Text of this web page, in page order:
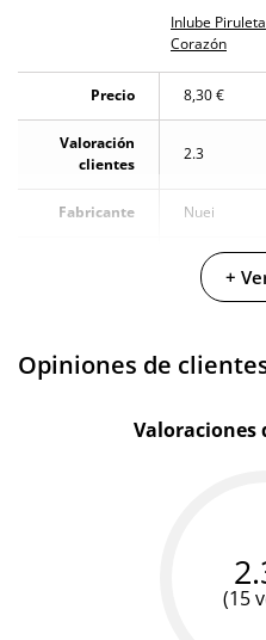
Inlube Piruleta
Corazón
Precio
8,30 €
Valoración
clientes
2.3
Fabricante Nuei
Base de
agua
Producto
+
Opiniones de
Valoraciones
(15